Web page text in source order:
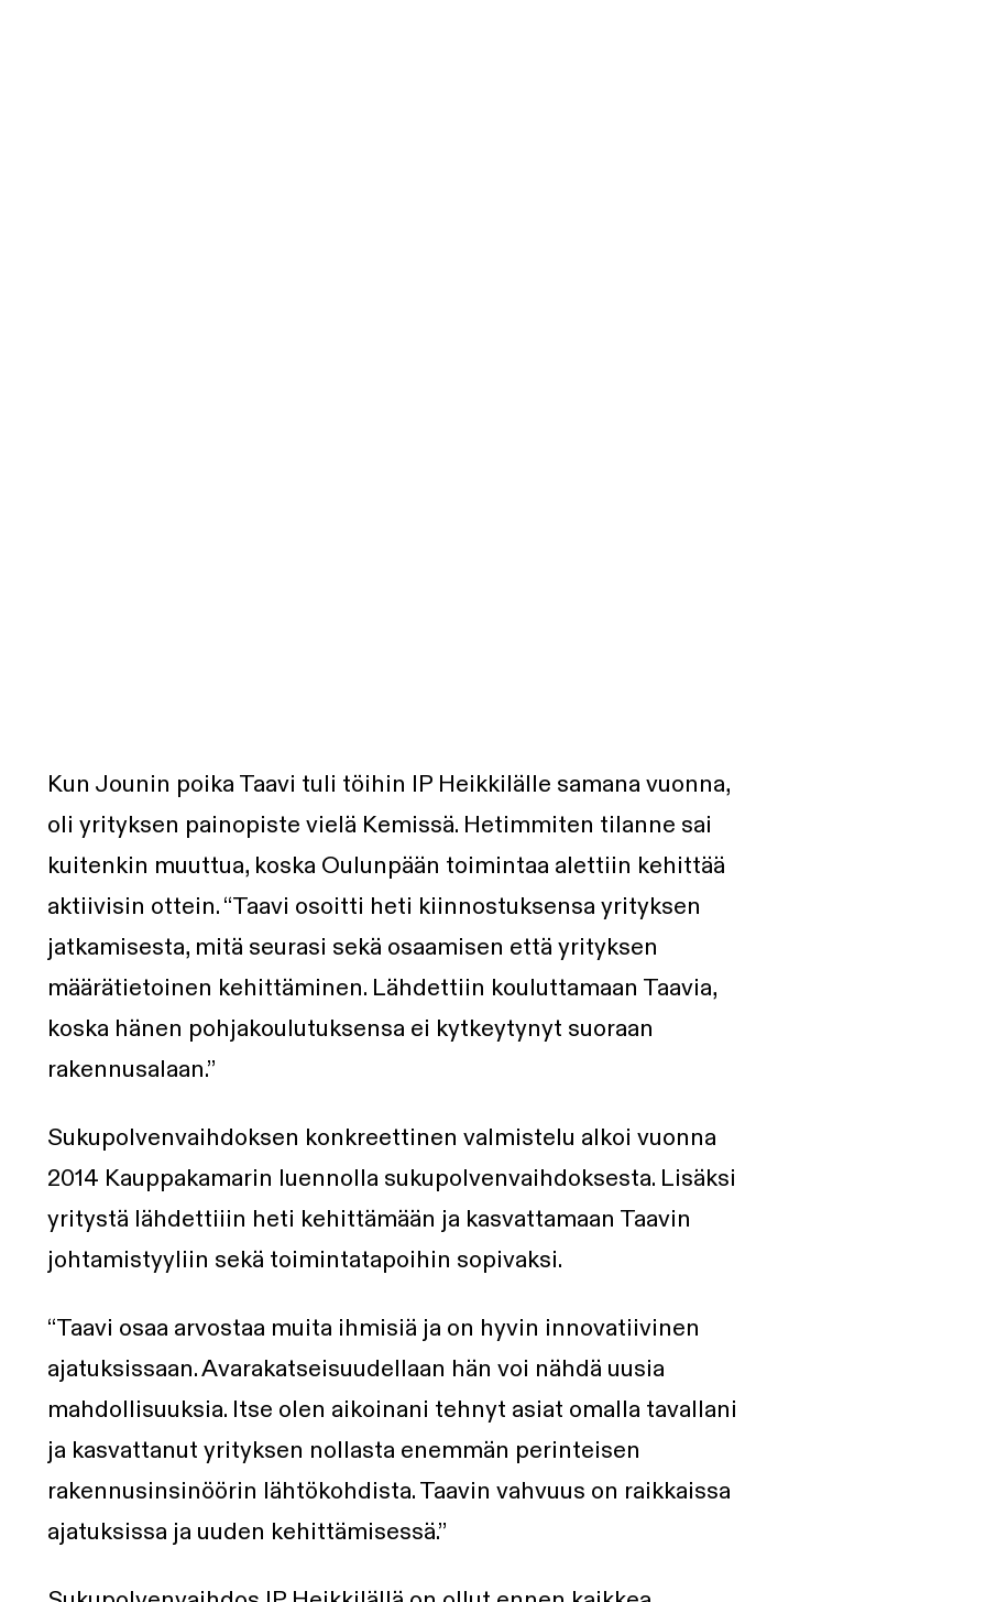
Kun Jounin poika Taavi tuli töihin IP Heikkilälle samana vuonna,
oli yrityksen painopiste vielä Kemissä. Hetimmiten tilanne sai
kuitenkin muuttua, koska Oulunpään toimintaa alettiin kehittää
aktiivisin ottein. “Taavi osoitti heti kiinnostuksensa yrityksen
jatkamisesta, mitä seurasi sekä osaamisen että yrityksen
määrätietoinen kehittäminen. Lähdettiin kouluttamaan Taavia,
koska hänen pohjakoulutuksensa ei kytkeytynyt suoraan
rakennusalaan.”
Sukupolvenvaihdoksen konkreettinen valmistelu alkoi vuonna
2014 Kauppakamarin luennolla sukupolvenvaihdoksesta. Lisäksi
yritystä lähdettiiin heti kehittämään ja kasvattamaan Taavin
johtamistyyliin sekä toimintatapoihin sopivaksi.
“Taavi osaa arvostaa muita ihmisiä ja on hyvin innovatiivinen
ajatuksissaan. Avarakatseisuudellaan hän voi nähdä uusia
mahdollisuuksia. Itse olen aikoinani tehnyt asiat omalla tavallani
ja kasvattanut yrityksen nollasta enemmän perinteisen
rakennusinsinöörin lähtökohdista. Taavin vahvuus on raikkaissa
ajatuksissa ja uuden kehittämisessä.”